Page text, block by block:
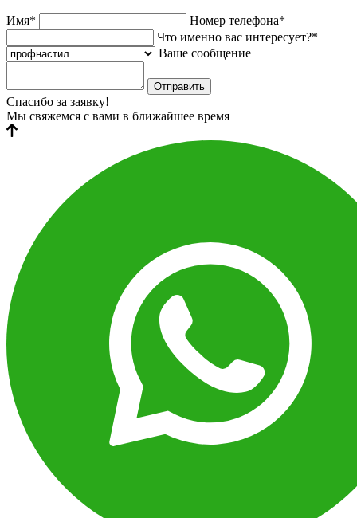
Имя*
Номер телефона*
Что именно вас интересует?*
Ваше сообщение
Отправить
Спасибо за заявку!
Мы свяжемся с вами в ближайшее время